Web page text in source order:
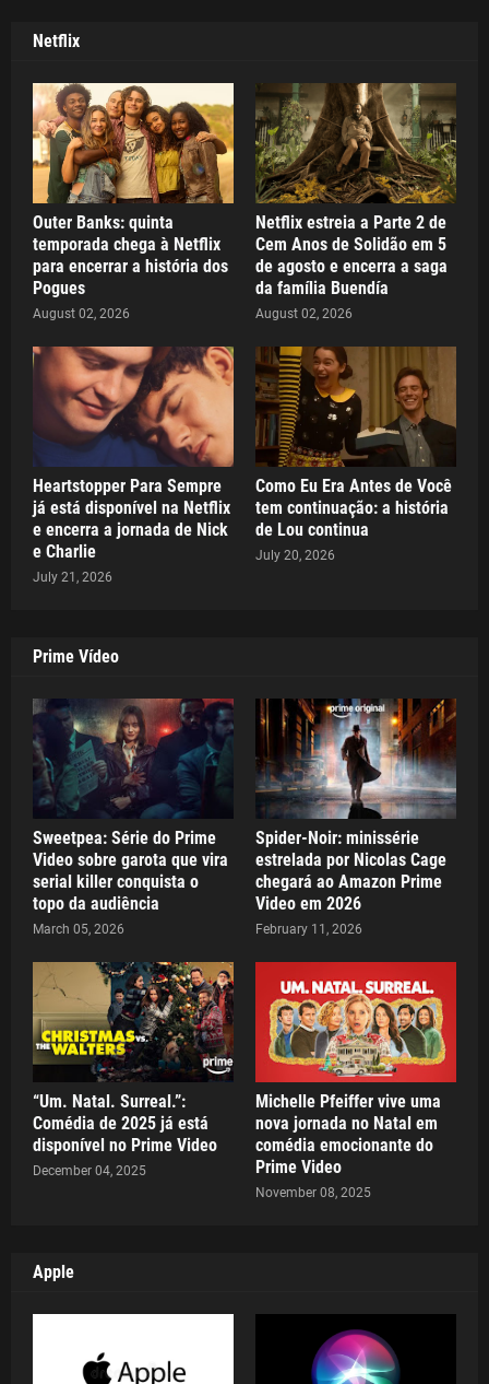
Netflix
Outer Banks: quinta
temporada chega à Netflix
para encerrar a história dos
Pogues
August 02, 2026
Netflix estreia a Parte 2 de
Cem Anos de Solidão em 5
de agosto e encerra a saga
da família Buendía
August 02, 2026
Heartstopper Para Sempre
já está disponível na Netflix
e encerra a jornada de Nick
e Charlie
July 21, 2026
Como Eu Era Antes de Você
tem continuação: a história
de Lou continua
July 20, 2026
Prime Vídeo
Sweetpea: Série do Prime
Video sobre garota que vira
serial killer conquista o
topo da audiência
March 05, 2026
Spider-Noir: minissérie
estrelada por Nicolas Cage
chegará ao Amazon Prime
Video em 2026
February 11, 2026
“Um. Natal. Surreal.”:
Comédia de 2025 já está
disponível no Prime Video
December 04, 2025
Michelle Pfeiffer vive uma
nova jornada no Natal em
comédia emocionante do
Prime Video
November 08, 2025
Apple